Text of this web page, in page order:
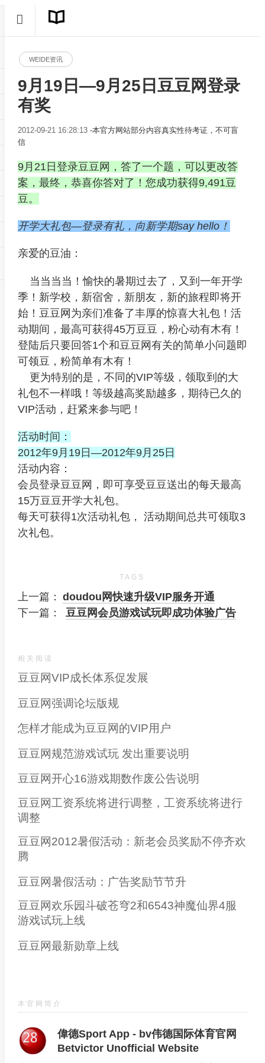
WEIDE资讯
9月19日—9月25日豆豆网登录
有奖
2012-09-21 16:28:13 -本官方网站部分内容真实性待考证，不可盲
信
9月21日登录豆豆网，答了一个题，可以更改答
案，最终，恭喜你答对了！您成功获得9,491豆
豆。
开学大礼包—登录有礼，向新学期say hello！
亲爱的豆油：
当当当当！愉快的暑期过去了，又到一年开学
季！新学校，新宿舍，新朋友，新的旅程即将开
始！豆豆网为亲们准备了丰厚的惊喜大礼包！活
动期间，最高可获得45万豆豆，粉心动有木有！
登陆后只要回答1个和豆豆网有关的简单小问题即
可领豆，粉简单有木有！
更为特别的是，不同的VIP等级，领取到的大
礼包不一样哦！等级越高奖励越多，期待已久的
VIP活动，赶紧来参与吧！
活动时间：
2012年9月19日—2012年9月25日
活动内容：
会员登录豆豆网，即可享受豆豆送出的每天最高
15万豆豆开学大礼包。
每天可获得1次活动礼包， 活动期间总共可领取3
次礼包。
TAGS
上一篇： doudou网快速升级VIP服务开通
下一篇：
豆豆网会员游戏试玩即成功体验广告
相关阅读
豆豆网VIP成长体系促发展
豆豆网强调论坛版规
怎样才能成为豆豆网的VIP用户
豆豆网规范游戏试玩 发出重要说明
豆豆网开心16游戏期数作废公告说明
豆豆网工资系统将进行调整，工资系统将进行
调整
豆豆网2012暑假活动：新老会员奖励不停齐欢
腾
豆豆网暑假活动：广告奖励节节升
豆豆网欢乐园斗破苍穹2和6543神魔仙界4服
游戏试玩上线
豆豆网最新勋章上线
本官网简介
偉德Sport App - bv伟德国际体育官网
Betvictor Unofficial Website